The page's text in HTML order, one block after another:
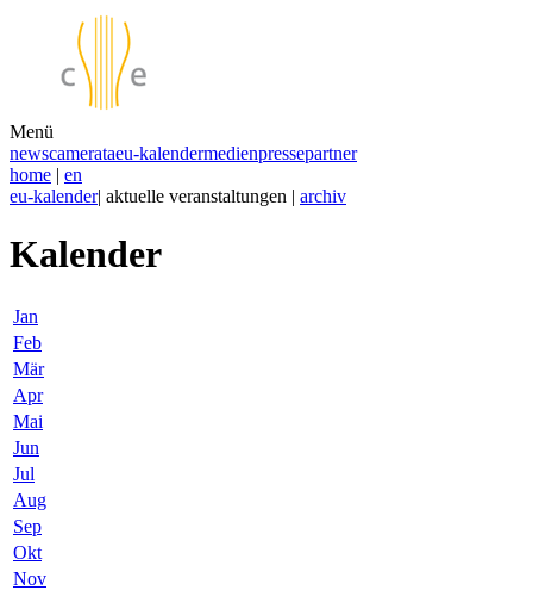
Menü
newscamerataeu-kalendermedienpressepartner
home | en
eu-kalender| aktuelle veranstaltungen | archiv
Kalender
Jan
Feb
Mär
Apr
Mai
Jun
Jul
Aug
Sep
Okt
Nov